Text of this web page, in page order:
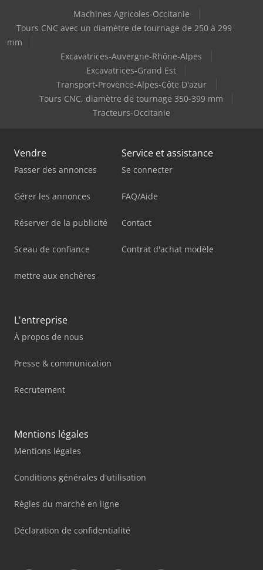
Machines Agricoles-Occitanie
Tours CNC avec un diamètre de tournage de 250 à 299
mm
Excavatrices-Auvergne-Rhône-Alpes
Excavatrices-Grand Est
Transport-Provence-Alpes-Côte D'azur
Tours CNC, diamètre de tournage 350-399 mm
Tracteurs-Occitanie
Vendre
Passer des annonces
Gérer les annonces
Réserver de la publicité
Sceau de confiance
mettre aux enchères
Service et assistance
Se connecter
FAQ/Aide
Contact
Contrat d'achat modèle
L'entreprise
À propos de nous
Presse & communication
Recrutement
Mentions légales
Mentions légales
Conditions générales d'utilisation
Règles du marché en ligne
Déclaration de confidentialité